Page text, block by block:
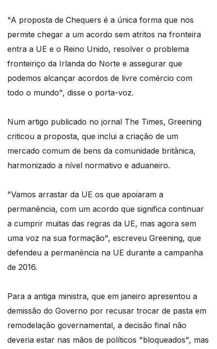
"A proposta de Chequers é a única forma que nos
permite chegar a um acordo sem atritos na fronteira
entra a UE e o Reino Unido, resolver o problema
fronteiriço da Irlanda do Norte e assegurar que
podemos alcançar acordos de livre comércio com
todo o mundo", disse o porta-voz.
Num artigo publicado no jornal The Times, Greening
criticou a proposta, que inclui a criação de um
mercado comum de bens da comunidade britânica,
harmonizado a nível normativo e aduaneiro.
"Vamos arrastar da UE os que apoiaram a
permanência, com um acordo que significa continuar
a cumprir muitas das regras da UE, mas agora sem
uma voz na sua formação", escreveu Greening, que
defendeu a permanência na UE durante a campanha
de 2016.
Para a antiga ministra, que em janeiro apresentou a
demissão do Governo por recusar trocar de pasta em
remodelação governamental, a decisão final não
deveria estar nas mãos de políticos "bloqueados", mas